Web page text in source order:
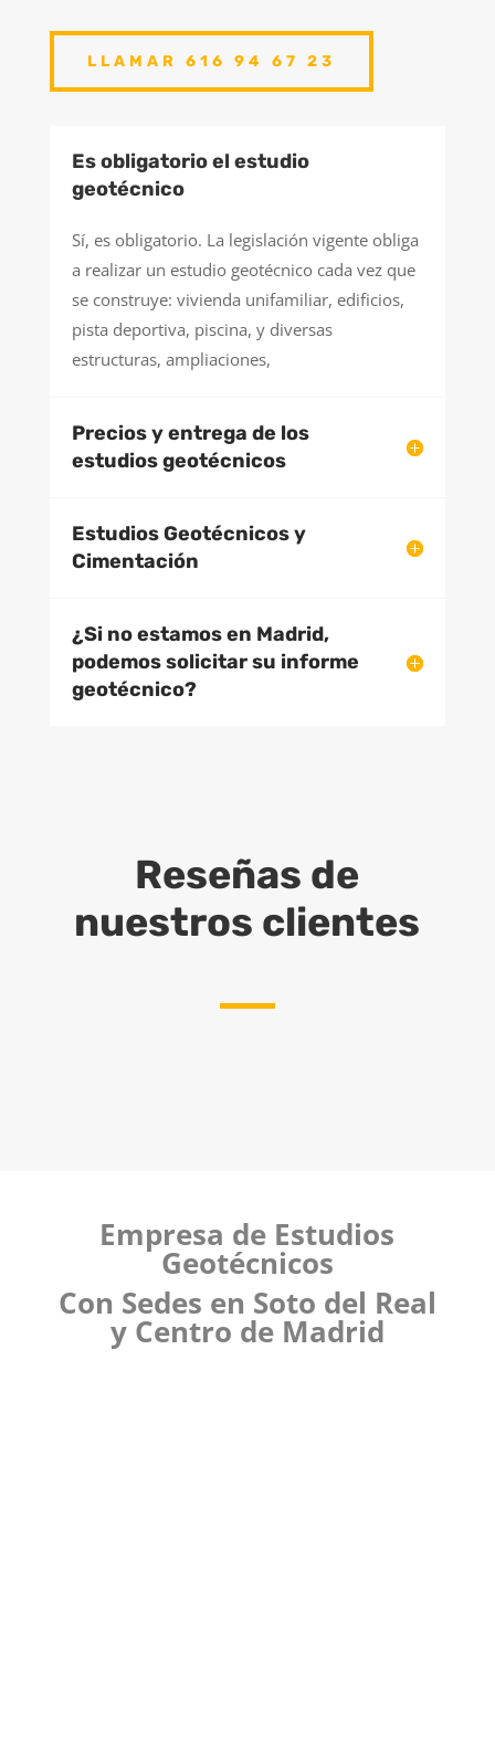
LLAMAR 616 94 67 23
Es obligatorio el estudio
geotécnico
Sí, es obligatorio. La legislación vigente obliga
a realizar un estudio geotécnico cada vez que
se construye: vivienda unifamiliar, edificios,
pista deportiva, piscina, y diversas
estructuras, ampliaciones,
Precios y entrega de los
estudios geotécnicos
Estudios Geotécnicos y
Cimentación
¿Si no estamos en Madrid,
podemos solicitar su informe
geotécnico?
Reseñas de
nuestros clientes
Empresa de Estudios
Geotécnicos
Con Sedes en Soto del Real
y Centro de Madrid